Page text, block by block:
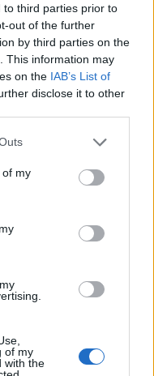
to third parties prior to
out of the further
by third parties on the
This information may
on the IAB’s List of
disclose it to other
one or more Google
You may click to
its third-party tags to
in below Google
of my
of my
with the
- 16:44
Μπορείς να μην
μην κάνεις ερμπολ
0 Απαντήσεις
16:21
το πρόβλημα; Μπορει
Απαντήσεις